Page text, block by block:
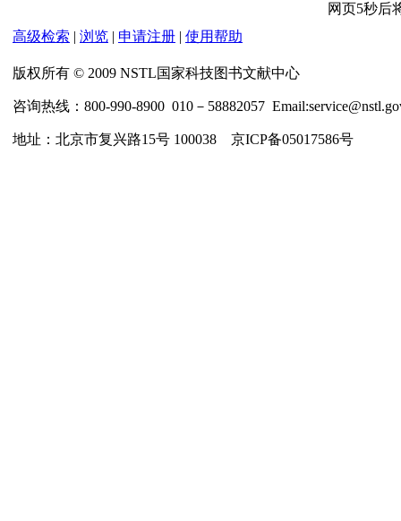
网页5秒后
高级检索 | 浏览 | 申请注册 | 使用帮助
版权所有 © 2009 NSTL国家科技图书文献中心
咨询热线：800-990-8900 010－58882057
地址：北京市复兴路15号 100038 京ICP备05017586号